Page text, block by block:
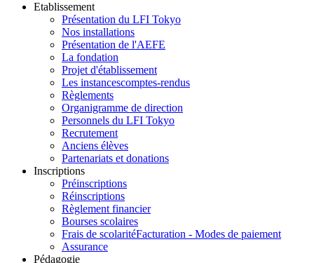
Etablissement
Présentation du LFI Tokyo
Nos installations
Présentation de l'AEFE
La fondation
Projet d'établissement
Les instancescomptes-rendus
Règlements
Organigramme de direction
Personnels du LFI Tokyo
Recrutement
Anciens élèves
Partenariats et donations
Inscriptions
Préinscriptions
Réinscriptions
Règlement financier
Bourses scolaires
Frais de scolaritéFacturation - Modes de paiement
Assurance
Pédagogie